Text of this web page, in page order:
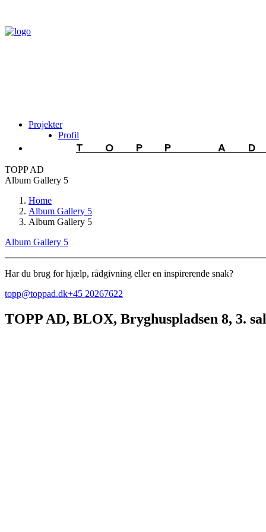
Projekter
Profil
TOPP
TOPP AD
Album Gallery 5
Home
Album Gallery 5
Album Gallery 5
Album Gallery 5
Har du brug for hjælp, rådgivning eller en inspirerende snak?
topp@toppad.dk+45 20267622
TOPP AD, BLOX, Bryghuspladsen 8, 3.